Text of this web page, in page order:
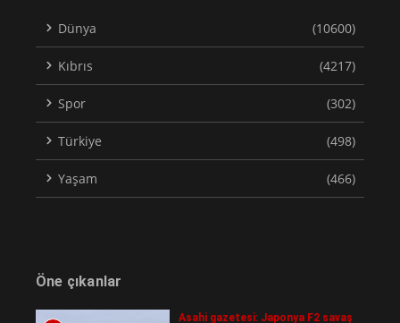
Dünya (10600)
Kıbrıs (4217)
Spor (302)
Türkiye (498)
Yaşam (466)
Öne çıkanlar
Asahi gazetesi: Japonya F2 savaş